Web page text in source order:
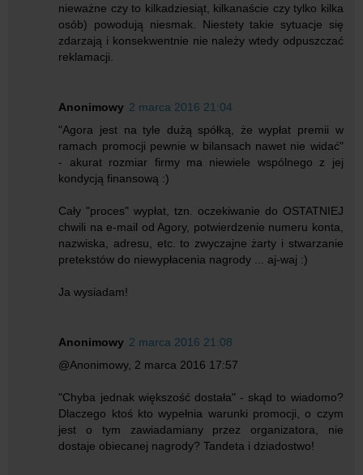
nieważne czy to kilkadziesiąt, kilkanaście czy tylko kilka
osób) powodują niesmak. Niestety takie sytuacje się
zdarzają i konsekwentnie nie należy wtedy odpuszczać
reklamacji.
Anonimowy 2 marca 2016 21:04
"Agora jest na tyle dużą spółką, że wypłat premii w
ramach promocji pewnie w bilansach nawet nie widać"
- akurat rozmiar firmy ma niewiele wspólnego z jej
kondycją finansową :)
Cały "proces" wypłat, tzn. oczekiwanie do OSTATNIEJ
chwili na e-mail od Agory, potwierdzenie numeru konta,
nazwiska, adresu, etc. to zwyczajne żarty i stwarzanie
pretekstów do niewypłacenia nagrody ... aj-waj :)
Ja wysiadam!
Anonimowy 2 marca 2016 21:08
@Anonimowy, 2 marca 2016 17:57
"Chyba jednak większość dostała" - skąd to wiadomo?
Dlaczego ktoś kto wypełnia warunki promocji, o czym
jest o tym zawiadamiany przez organizatora, nie
dostaje obiecanej nagrody? Tandeta i dziadostwo!